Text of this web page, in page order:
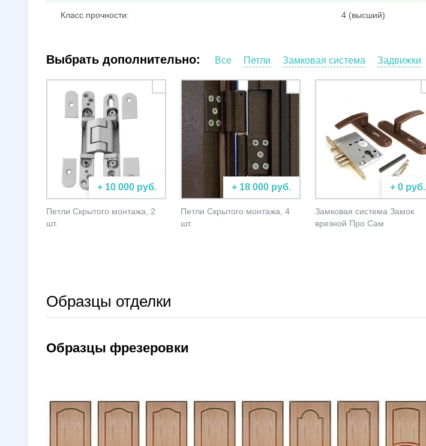
Класс прочности: 4 (высший)
Выбрать дополнительно: Все Петли Замковая система Задвижки
+ 10 000 руб.
Петли Скрытого монтажа, 2
шт.
+ 18 000 руб.
Петли Скрытого монтажа, 4
шт.
+ 0 руб.
Замковая система Замок
врезной Про Сам
Образцы отделки
Образцы фрезеровки